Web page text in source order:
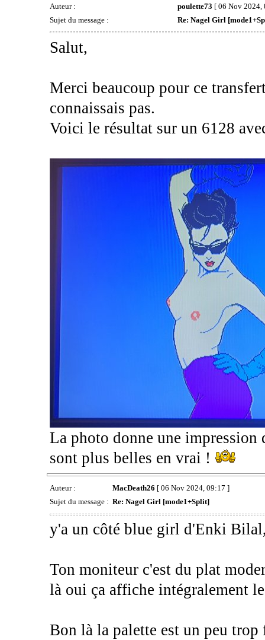
Auteur : poulette73 [ 06 Nov 2024,
Sujet du message :
Re: Nagel Girl
Salut,
Merci beaucoup pour ce
connaissais pas.
Voici le résultat sur un 6128
La photo donne une impression
sont plus belles en vrai !
Auteur : MacDeath26 [ 06 Nov 2024, 09:17 ]
Sujet du message : Re: Nagel Girl [mode1+Split]
y'a un côté blue girl d'Enki
Ton moniteur c'est du plat
là oui ça affiche intégralement
Bon là la palette est un peu